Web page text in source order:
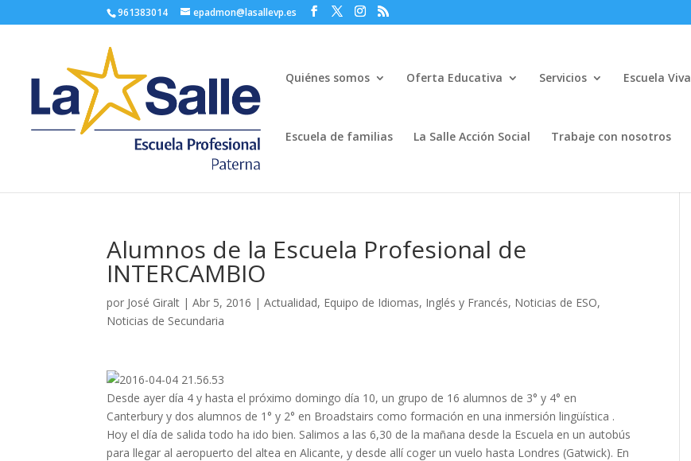
961383014 epadmon@lasallevp.es
Quiénes somos Oferta Educativa Servicios Escuela Viva
Escuela de familias La Salle Acción Social Trabaje con nosotros
Alumnos de la Escuela Profesional de
INTERCAMBIO
por José Giralt |Abr 5, 2016 |Actualidad, Equipo de Idiomas, Inglés y Francés, Noticias de ESO,
Noticias de Secundaria
Desde ayer día 4 y hasta el próximo domingo día 10, un grupo de 16 alumnos de 3° y 4° en
Canterbury y dos alumnos de 1° y 2° en Broadstairs como formación en una inmersión lingüística .
Hoy el día de salida todo ha ido bien. Salimos a las 6,30 de la mañana desde la Escuela en un autobús
para llegar al aeropuerto del altea en Alicante, y desde allí coger un vuelo hasta Londres (Gatwick). En